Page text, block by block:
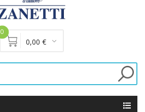
0
0,00 €